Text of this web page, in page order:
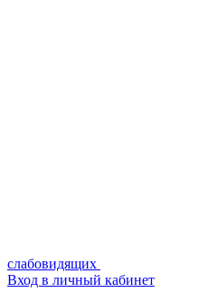
слабовидящих
Вход в личный кабинет